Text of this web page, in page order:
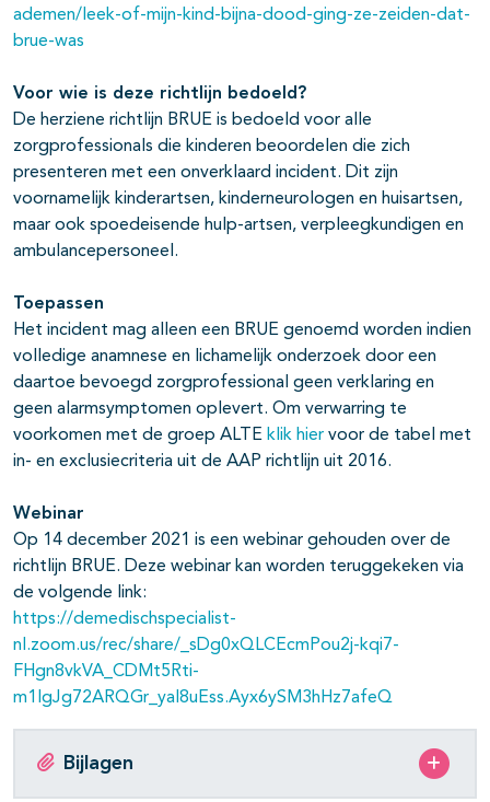
ademen/leek-of-mijn-kind-bijna-dood-ging-ze-zeiden-dat-
brue-was
Voor wie is deze richtlijn bedoeld?
De herziene richtlijn BRUE is bedoeld voor alle
zorgprofessionals die kinderen beoordelen die zich
presenteren met een onverklaard incident. Dit zijn
voornamelijk kinderartsen, kinderneurologen en huisartsen,
maar ook spoedeisende hulp-artsen, verpleegkundigen en
ambulancepersoneel.
Toepassen
Het incident mag alleen een BRUE genoemd worden indien
volledige anamnese en lichamelijk onderzoek door een
daartoe bevoegd zorgprofessional geen verklaring en
geen alarmsymptomen oplevert. Om verwarring te
voorkomen met de groep ALTE klik hier voor de tabel met
in- en exclusiecriteria uit de AAP richtlijn uit 2016.
Webinar
Op 14 december 2021 is een webinar gehouden over de
richtlijn BRUE. Deze webinar kan worden teruggekeken via
de volgende link:
https://demedischspecialist-
nl.zoom.us/rec/share/_sDg0xQLCEcmPou2j-kqi7-
FHgn8vkVA_CDMt5Rti-
m1IgJg72ARQGr_yal8uEss.Ayx6ySM3hHz7afeQ
Bijlagen